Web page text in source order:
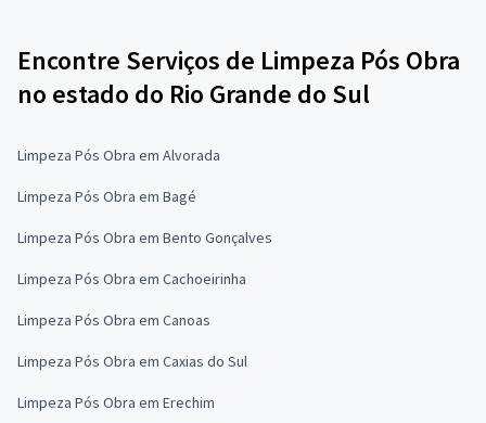
Encontre Serviços de Limpeza Pós Obra
no estado do Rio Grande do Sul
Limpeza Pós Obra em Alvorada
Limpeza Pós Obra em Bagé
Limpeza Pós Obra em Bento Gonçalves
Limpeza Pós Obra em Cachoeirinha
Limpeza Pós Obra em Canoas
Limpeza Pós Obra em Caxias do Sul
Limpeza Pós Obra em Erechim